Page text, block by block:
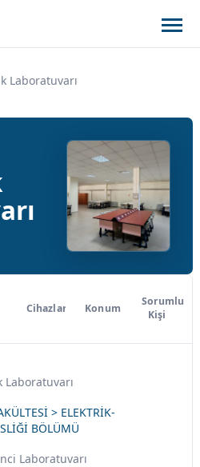
Laboratuvarı
Cihazlar Konum
Sorumlu
Kişi
Laboratuvarı
> ELEKTRİK-
BÖLÜMÜ
Laboratuvarı